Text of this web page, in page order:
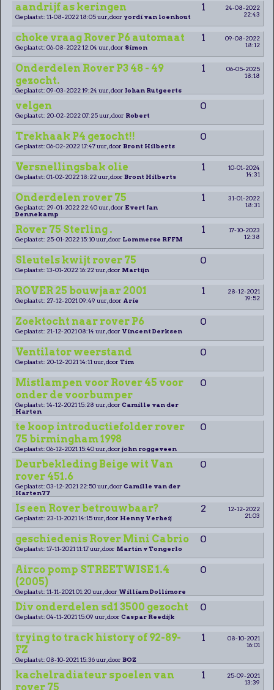
aandrijf as keringen 1
24-08-2022
22:43
Geplaatst: 11-08-2022 18:05 uur, door yordi van loenhout
choke vraag Rover P6 automaat 1
09-08-2022
18:12
Geplaatst: 06-08-2022 12:04 uur, door Simon
Onderdelen Rover P3 48 - 49
gezocht.
1
06-05-2025
18:18
Geplaatst: 09-03-2022 19:24 uur, door Johan Rutgeerts
velgen 0
Geplaatst: 20-02-2022 07:25 uur, door Robert
Trekhaak P4 gezocht!! 0
Geplaatst: 06-02-2022 17:47 uur, door Bront Hilberts
Versnellingsbak olie 1
10-01-2024
14:31
Geplaatst: 01-02-2022 18:22 uur, door Bront Hilberts
Onderdelen rover 75 1
31-01-2022
18:31
Geplaatst: 29-01-2022 22:40 uur, door Evert Jan
Dennekamp
Rover 75 Sterling . 1
17-10-2023
12:38
Geplaatst: 25-01-2022 15:10 uur, door Lommerse RFFM
Sleutels kwijt rover 75 0
Geplaatst: 13-01-2022 16:22 uur, door Martijn
ROVER 25 bouwjaar 2001 1
28-12-2021
19:52
Geplaatst: 27-12-2021 09:49 uur, door Arie
Zoektocht naar rover P6 0
Geplaatst: 21-12-2021 08:14 uur, door Vincent Derksen
Ventilator weerstand 0
Geplaatst: 20-12-2021 14:11 uur, door Tim
Mistlampen voor Rover 45 voor
onder de voorbumper
0
Geplaatst: 14-12-2021 15:28 uur, door Camille van der
Harten
te koop introductiefolder rover
75 birmingham 1998
0
Geplaatst: 06-12-2021 15:40 uur, door john roggeveen
Deurbekleding Beige wit Van
rover 451.6
0
Geplaatst: 03-12-2021 22:50 uur, door Camille van der
Harten77
Is een Rover betrouwbaar? 2
12-12-2022
21:03
Geplaatst: 23-11-2021 14:15 uur, door Henny Verheij
geschiedenis Rover Mini Cabrio 0
Geplaatst: 17-11-2021 11:17 uur, door Martin v Tongerlo
Airco pomp STREETWISE 1.4
(2005)
0
Geplaatst: 11-11-2021 01:20 uur, door William Dollimore
Div onderdelen sd1 3500 gezocht 0
Geplaatst: 04-11-2021 15:09 uur, door Caspar Reedijk
trying to track history of 92-89-
FZ
1
08-10-2021
16:01
Geplaatst: 08-10-2021 15:36 uur, door BOZ
kachelradiateur spoelen van
rover 75
1
25-09-2021
13:39